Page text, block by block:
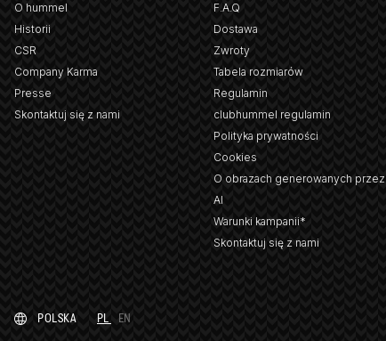
O hummel
Historii
CSR
Company Karma
Presse
Skontaktuj się z nami
F.A.Q
Dostawa
Zwroty
Tabela rozmiarów
Regulamin
clubhummel regulamin
Polityka prywatności
Cookies
O obrazach generowanych przez
AI
Warunki kampanii*
Skontaktuj się z nami
POLSKA PL EN